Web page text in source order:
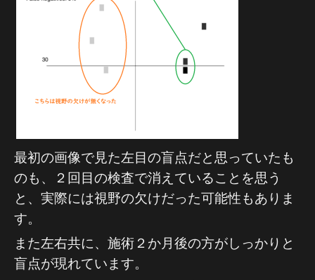
最初の画像で見た左目の盲点だと思っていたも
のも、２回目の検査で消えていることを思う
と、実際には視野の欠けだった可能性もありま
す。
また左右共に、施術２か月後の方がしっかりと
盲点が現れています。